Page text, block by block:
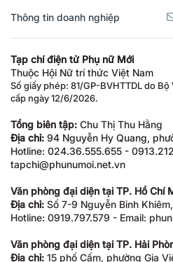
Thông tin doanh nghiệp
Tạp chí điện tử Phụ nữ Mới
Thuộc Hội Nữ trí thức Việt Nam
Số giấy phép: 81/GP-BVHTTDL do Bộ
cấp ngày 12/6/2026.
Tổng biên tập: Chu Thị Thu Hằng
Địa chỉ: 94 Nguyễn Hy Quang,
Hotline: 024.36.555.655 -
tapchi@phunumoi.net.vn
Văn phòng đại diện tại TP. Hồ Chí
Địa chỉ: Số 7-9 Nguyễn Bỉnh
Hotline: 0919.797.579 - Email:
Văn phòng đại diện tại TP. Hải
Địa chỉ: 15 phố Cấm, phường Gia